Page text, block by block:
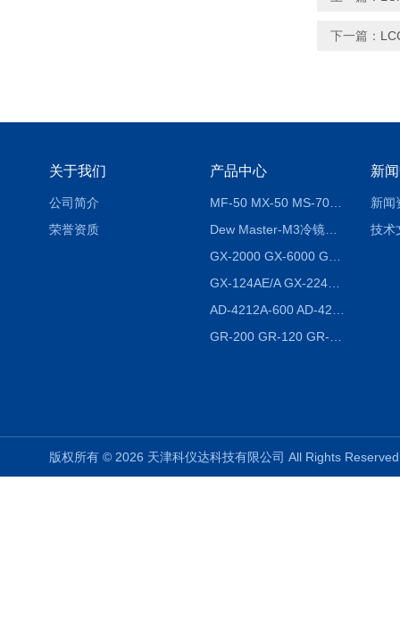
下一篇：
关于我们
公司简介
荣誉资质
产品中心
MF-50 MX-50 MS-70卤素水分测定仪 红外线水分仪
Dew Master-M3冷镜式露点仪
GX-124AE/A GX-224AE/A分析天平
新
新闻
技术
版权所有 © 2026 天津科仪达科技有限公司 All Rights